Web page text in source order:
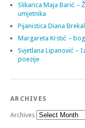
Slikarica Maja Barić –
umjetnika
Pijanistica Diana
Margareta Krstić –
Svjetlana Lipanović –
poezije
ARCHIVES
Archives